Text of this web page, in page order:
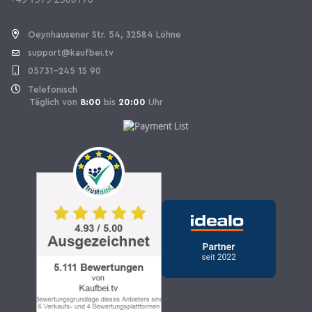
Vertrag widerrufen
Oeynhausener Str. 54, 32584 Löhne
support@kaufbei.tv
05731-245 15 90
Telefonisch
Täglich von 8:00 bis 20:00 Uhr